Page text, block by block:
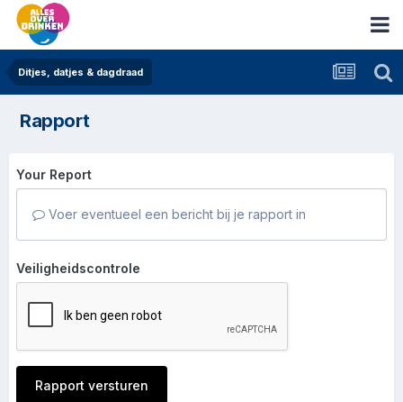
Ditjes, datjes & dagdraad
Rapport
Your Report
Voer eventueel een bericht bij je rapport in
Veiligheidscontrole
Rapport versturen